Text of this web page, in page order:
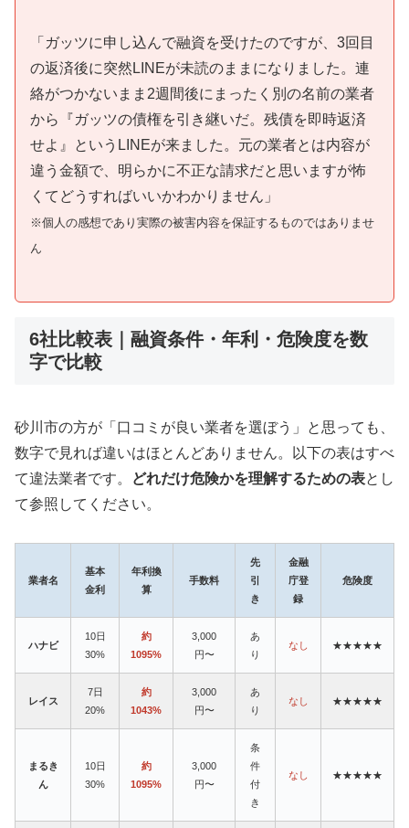
「ガッツに申し込んで融資を受けたのですが、3回目
の返済後に突然LINEが未読のままになりました。連
絡がつかないまま2週間後にまったく別の名前の業者
から『ガッツの債権を引き継いだ。残債を即時返済
せよ』というLINEが来ました。元の業者とは内容が
違う金額で、明らかに不正な請求だと思いますが怖
くてどうすればいいかわかりません」
※個人の感想であり実際の被害内容を保証するものではありませ
ん
6社比較表｜融資条件・年利・危険度を数
字で比較
砂川市の方が「口コミが良い業者を選ぼう」と思っても、
数字で見れば違いはほとんどありません。以下の表はすべ
て違法業者です。
どれだけ危険かを理解するための表とし
て参照してください。
業者名
基本
金利
年利換
算
手数料
先
引
き
金融
庁登
録
危険度
ハナビ
10日
30%
約
1095%
3,000
円〜
あ
り
なし ★★★★★
レイス
7日
20%
約
1043%
3,000
円〜
あ
り
なし ★★★★★
まるき
ん
10日
30%
約
1095%
3,000
円〜
条
件
付
き
なし ★★★★★